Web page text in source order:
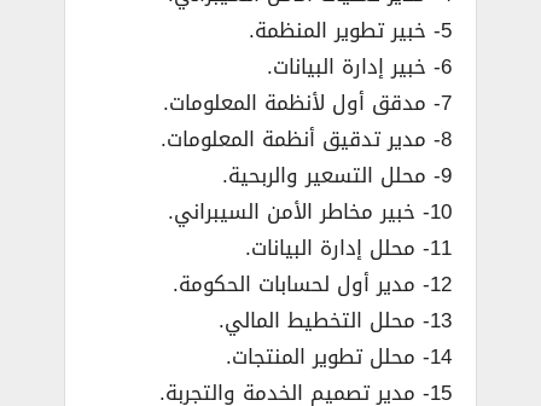
5- خبير تطوير المنظمة.
6- خبير إدارة البيانات.
7- مدقق أول لأنظمة المعلومات.
8- مدير تدقيق أنظمة المعلومات.
9- محلل التسعير والربحية.
10- خبير مخاطر الأمن السيبراني.
11- محلل إدارة البيانات.
12- مدير أول لحسابات الحكومة.
13- محلل التخطيط المالي.
14- محلل تطوير المنتجات.
15- مدير تصميم الخدمة والتجربة.